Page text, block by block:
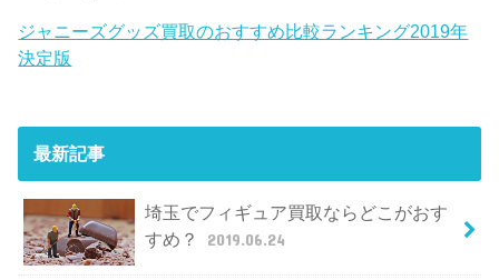
ジャニーズグッズ買取のおすすめ比較ランキング2019年
決定版
最新記事
埼玉でフィギュア買取ならどこがおす
すめ？
2019.06.24